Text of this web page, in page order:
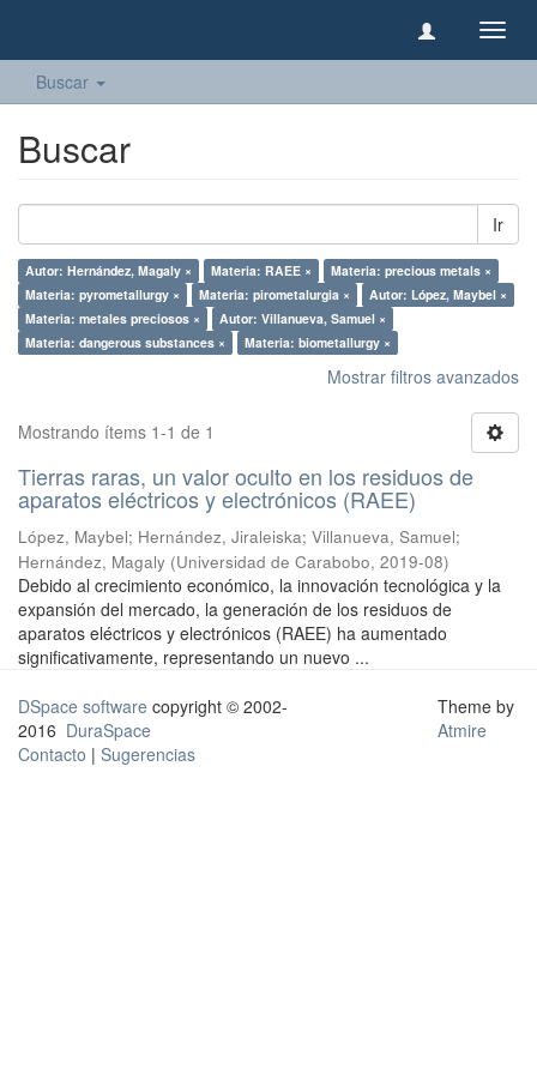
Buscar
Buscar
Ir
Autor: Hernández, Magaly × Materia: RAEE ×
Materia: precious metals ×
Materia: pyrometallurgy ×
Materia: pirometalurgia ×
Autor: López, Maybel ×
Materia: metales preciosos ×
Autor: Villanueva, Samuel ×
Materia: dangerous substances ×
Materia: biometallurgy ×
Mostrar filtros avanzados
Mostrando ítems 1-1 de 1
Tierras raras, un valor oculto en los residuos de
aparatos eléctricos y electrónicos (RAEE)
López, Maybel; Hernández, Jiraleiska; Villanueva, Samuel;
Hernández, Magaly (Universidad de Carabobo, 2019-08)
Debido al crecimiento económico, la innovación tecnológica y la
expansión del mercado, la generación de los residuos de
aparatos eléctricos y electrónicos (RAEE) ha aumentado
significativamente, representando un nuevo ...
DSpace software copyright © 2002-
2016 DuraSpace
Contacto | Sugerencias
Theme by
Atmire